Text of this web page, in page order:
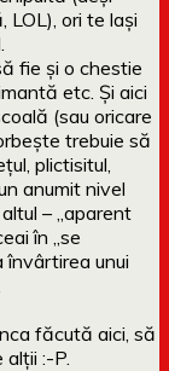
LOL), ori te lași
fie și o chestie
etc. Și aici
(sau oricare
trebuie să
plictisitul,
anumit nivel
– „aparent
în „se
învârtirea unui
făcută aici, să
:-P.